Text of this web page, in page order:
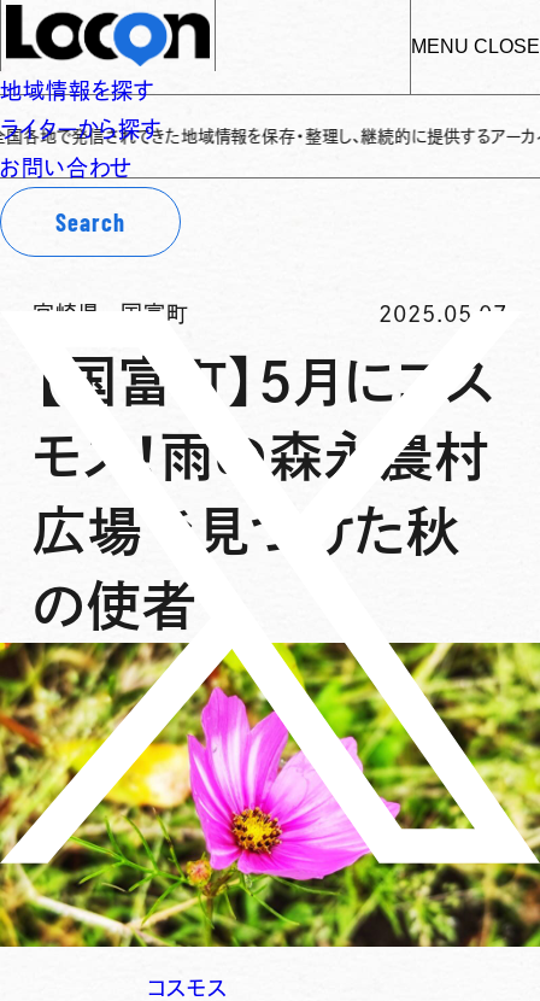
MENU CLOSE
地域情報を探す
ライターから探す
お問い合わせ
Search
されてきた地域情報を保存・整理し、継続的に提供するアーカイブサイトで
宮崎県 国富町 2025.05.07
【国富町】5月にコス
モス！雨の森永農村
広場で見つけた秋
の使者
コスモス